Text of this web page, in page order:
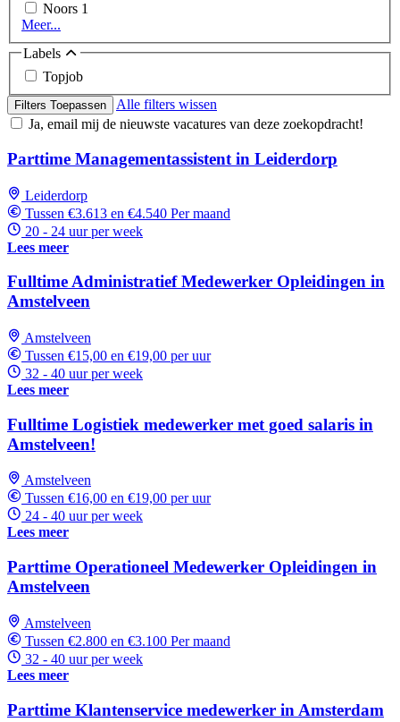
Noors 1
Meer...
Labels
Topjob
Filters Toepassen
Alle filters wissen
Ja, email mij de nieuwste vacatures van deze zoekopdracht!
Parttime Managementassistent in Leiderdorp
Leiderdorp
Tussen €3.613 en €4.540 Per maand
20 - 24 uur per week
Lees meer
Fulltime Administratief Medewerker Opleidingen in
Amstelveen
Amstelveen
Tussen €15,00 en €19,00 per uur
32 - 40 uur per week
Lees meer
Fulltime Logistiek medewerker met goed salaris in
Amstelveen!
Amstelveen
Tussen €16,00 en €19,00 per uur
24 - 40 uur per week
Lees meer
Parttime Operationeel Medewerker Opleidingen in
Amstelveen
Amstelveen
Tussen €2.800 en €3.100 Per maand
32 - 40 uur per week
Lees meer
Parttime Klantenservice medewerker in Amsterdam